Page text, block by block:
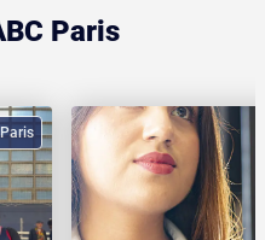
Paris
Paris